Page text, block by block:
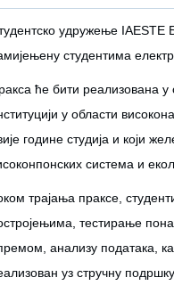
удружење IAESTE
студентима
ће бити реализована
у области
године студија и који
система и
трајања праксе,
тестирање
анализу података,
уз стручну